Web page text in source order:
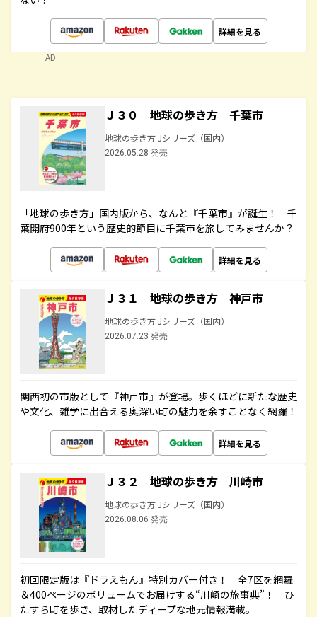
詳細を見る
AD
Ｊ３０ 地球の歩き方 千葉市
地球の歩き方 Jシリーズ（国内）
2026.05.28 発売
「地球の歩き方」国内版から、なんと『千葉市』が誕生！ 千
葉開府900年という歴史的節目に千葉市を旅してみませんか？
詳細を見る
Ｊ３１ 地球の歩き方 神戸市
地球の歩き方 Jシリーズ（国内）
2026.07.23 発売
関西初の市版として『神戸市』が登場。歩くほどに新たな歴史
や文化、雑学に出合える奥深い町の魅力を余すことなく網羅！
詳細を見る
Ｊ３２ 地球の歩き方 川崎市
地球の歩き方 Jシリーズ（国内）
2026.08.06 発売
初回限定版は『ドラえもん』特別カバー付き！ 全7区を網羅
＆400ページのボリュームでお届けする“川崎の旅事典”！ ひ
たすら町を歩き、取材したディープな地元情報満載。